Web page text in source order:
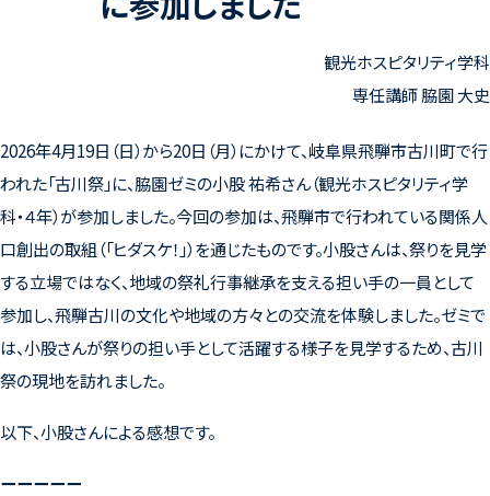
観光ホスピタリティ学科
専任講師 脇園 大史
2026年4月19日（日）から20日（月）にかけて、岐阜県飛騨市古川町で行
われた「古川祭」に、脇園ゼミの小股 祐希さん（観光ホスピタリティ学
科・４年）が参加しました。今回の参加は、飛騨市で行われている関係人
口創出の取組（「ヒダスケ！」）を通じたものです。小股さんは、祭りを見学
する立場ではなく、地域の祭礼行事継承を支える担い手の一員として
参加し、飛騨古川の文化や地域の方々との交流を体験しました。ゼミで
は、小股さんが祭りの担い手として活躍する様子を見学するため、古川
祭の現地を訪れました。
以下、小股さんによる感想です。
ーーーーー